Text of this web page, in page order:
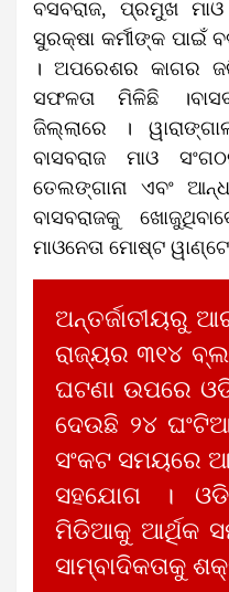
ବସବରାଜ, ପ୍ରମୁଖ
ସୁରକ୍ଷା କର୍ମୀଙ୍କ
। ଅପରେଶର କାଗର
ସଫଳତା ମିଳିଛି
ଜିଲ୍ଲାରେ ।
ବାସବରାଜ ମାଓ
ତେଲଙ୍ଗାନା ଏବଂ
ବାସବରାଜକୁ
ମାଓନେତା ମୋଷ୍ଟ
ଅନ୍ତର୍ଜାତୀୟରୁ
ରାଜ୍ୟର ୩୧୪
ଘଟଣା ଉପରେ
ଦେଉଛି ୨୪
ସଂକଟ ସମୟରେ
ସହଯୋଗ ।
ମିଡିଆକୁ ଆର୍ଥିକ
ସାମ୍ବାଦିକତାକୁ